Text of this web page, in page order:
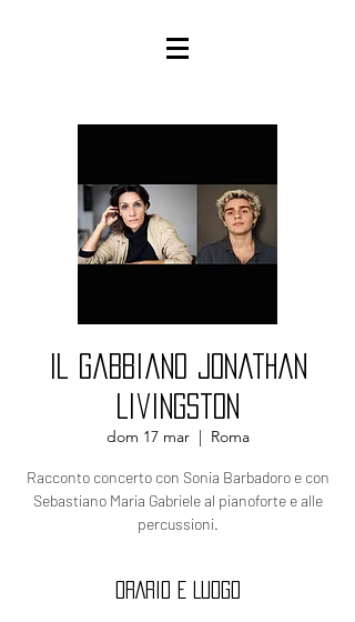
Il gabbiano Jonathan
Livingston
dom 17 mar
  |
Roma
Racconto concerto con Sonia Barbadoro e con
Sebastiano Maria Gabriele al pianoforte e alle
percussioni.
ORARIO E LUOGO